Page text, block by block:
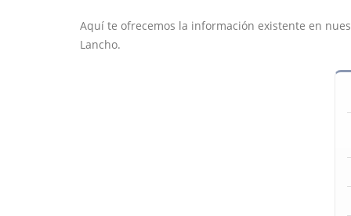
Aquí te ofrecemos la información existente en
Lancho.